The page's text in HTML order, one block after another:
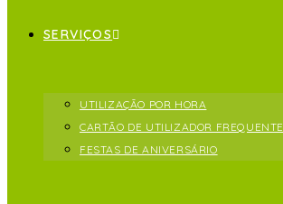
SERVIÇOS
UTILIZAÇÃO POR HORA
CARTÃO DE UTILIZADOR FREQUENTE
FESTAS DE ANIVERSÁRIO